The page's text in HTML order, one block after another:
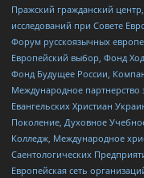
Пражский гражданский
исследований при Совете
Форум русскоязычных
Европейский выбор, Фонд
Фонд Будущее России,
Международное партнерство
Евангельских Христиан
Поколение, Духовное
Колледж, Международное
Саентологических
Европейская сеть